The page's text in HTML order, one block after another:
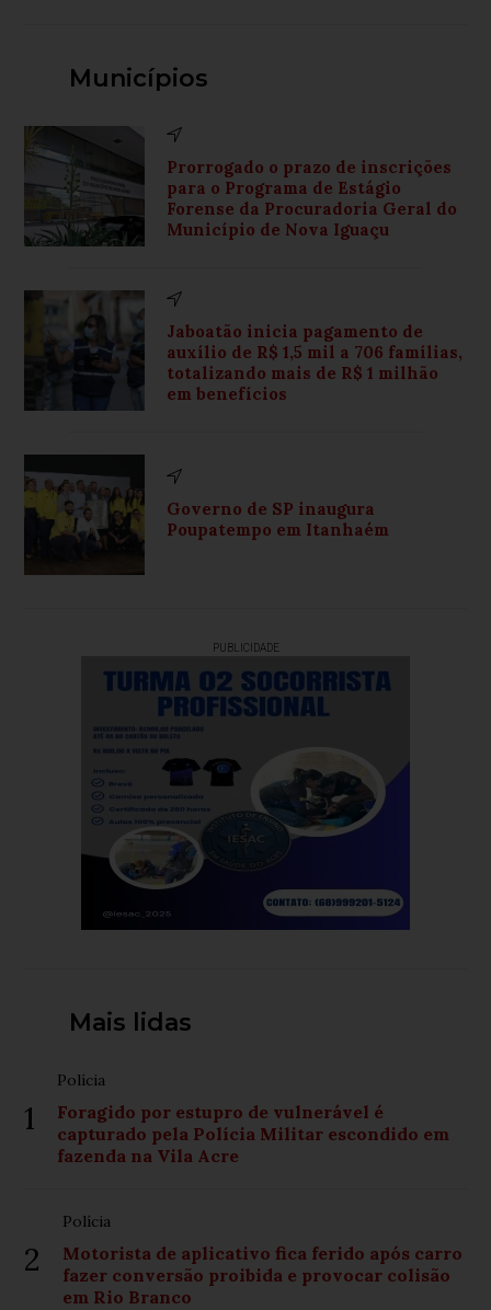
Municípios
Prorrogado o prazo de inscrições
para o Programa de Estágio
Forense da Procuradoria Geral do
Município de Nova Iguaçu
Jaboatão inicia pagamento de
auxílio de R$ 1,5 mil a 706 famílias,
totalizando mais de R$ 1 milhão
em benefícios
Governo de SP inaugura
Poupatempo em Itanhaém
PUBLICIDADE
Mais lidas
1
Polícia
Foragido por estupro de vulnerável é
capturado pela Polícia Militar escondido em
fazenda na Vila Acre
2
Polícia
Motorista de aplicativo fica ferido após carro
fazer conversão proibida e provocar colisão
em Rio Branco